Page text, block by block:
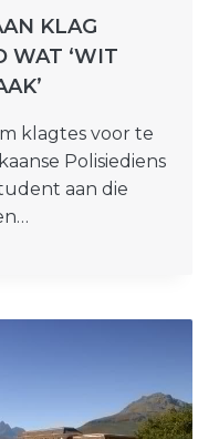
KLAG
WAT ‘WIT
klagtes voor te
Polisiediens
aan die